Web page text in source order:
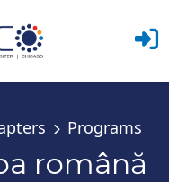
Programs
română